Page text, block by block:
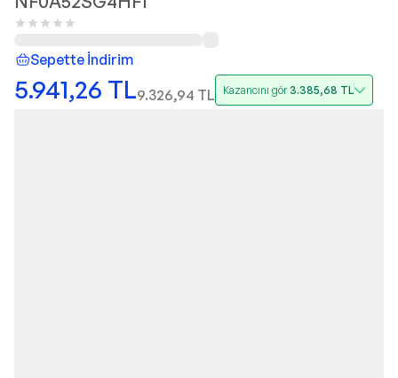
Sepette İndirim
5.941,26 TL9.326,94 TL Kazancını gör3.385,68 TL